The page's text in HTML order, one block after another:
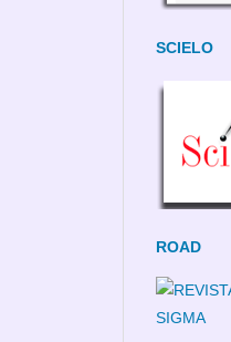
SCIELO
ROAD